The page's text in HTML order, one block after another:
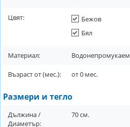
Цвят:
Бежов
Бял
Материал: Водонепромукаем
Възраст от (мес.): от0 мес.
Размери и тегло
Дължина /
Диаметър:
70см.